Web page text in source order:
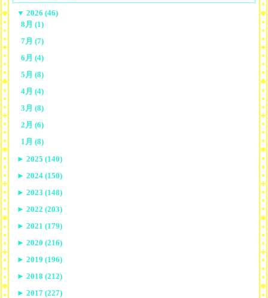
▼ 2026 (46)
8月 (1)
7月 (7)
6月 (4)
5月 (8)
4月 (4)
3月 (8)
2月 (6)
1月 (8)
► 2025 (140)
► 2024 (150)
► 2023 (148)
► 2022 (203)
► 2021 (179)
► 2020 (216)
► 2019 (196)
► 2018 (212)
► 2017 (227)